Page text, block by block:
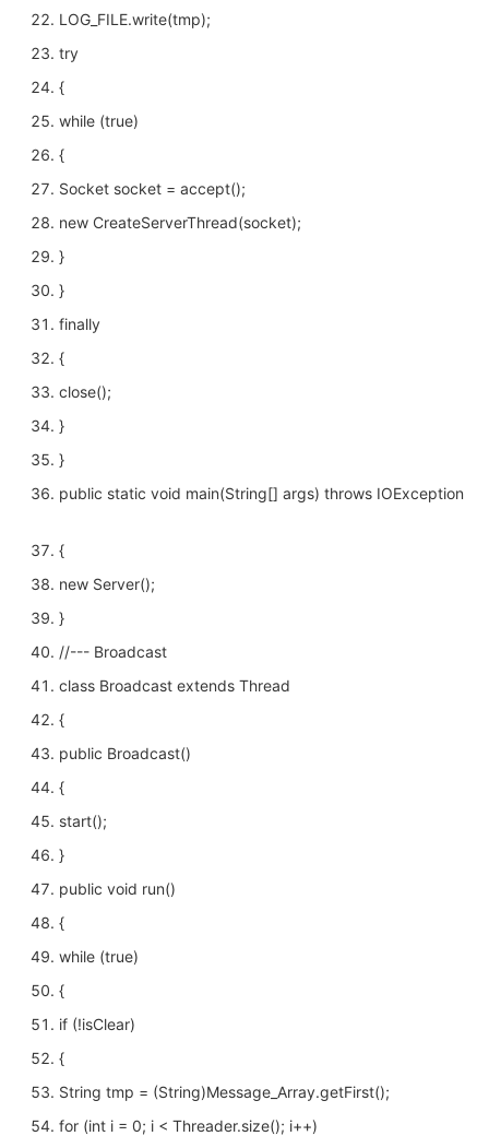
LOG_FILE.write(tmp);
try
{
while (true)
{
Socket socket = accept();
new CreateServerThread(socket);
}
}
finally
{
close();
}
}
public static void main(String[] args) throws IOException
{
new Server();
}
//--- Broadcast
class Broadcast extends Thread
{
public Broadcast()
{
start();
}
public void run()
{
while (true)
{
if (!isClear)
{
String tmp = (String)Message_Array.getFirst();
for (int i = 0; i < Threader.size(); i++)